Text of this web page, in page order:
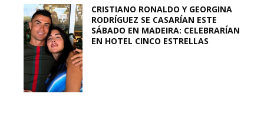
CRISTIANO RONALDO Y GEORGINA
RODRÍGUEZ SE CASARÍAN ESTE
SÁBADO EN MADEIRA: CELEBRARÍAN
EN HOTEL CINCO ESTRELLAS